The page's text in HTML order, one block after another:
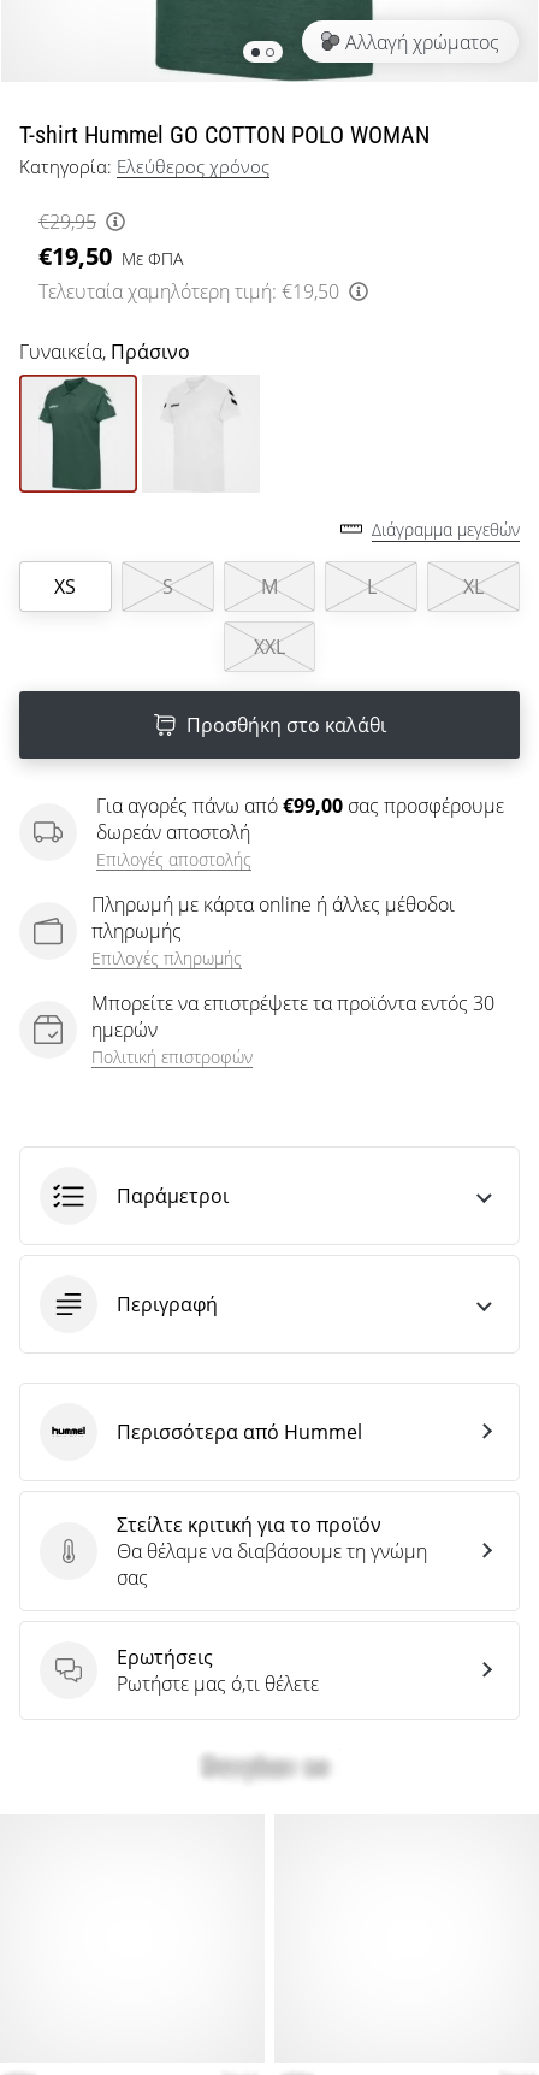
μπάσκετ
όπως
εμείς;
μαζί
μας
ως
πρεσβευτής
μάρκας
μας.
Εμφάνιση
Αλλαγή χρώματος
T-shirt Hummel GO COTTON POLO WOMAN
Κατηγορία: Ελεύθερος χρόνος
€29,95
€19,50 Με ΦΠΑ
Τελευταία χαμηλότερη τιμή: €19,50
Γυναικεία, Πράσινο
Διάγραμμα μεγεθών
XS S M L XL
XXL
Προσθήκη στο καλάθι
Για αγορές πάνω από€99,00 σας προσφέρουμε
δωρεάν αποστολή
Επιλογές αποστολής
Πληρωμή με κάρτα online ή άλλες μέθοδοι
πληρωμής
Επιλογές πληρωμής
Μπορείτε να επιστρέψετε τα προϊόντα εντός 30
ημερών
Πολιτική επιστροφών
Παράμετροι
Περιγραφή
Στείλτε κριτική για το προϊόν
Στείλτε κριτική για το προϊόν
Θα θέλαμε να διαβάσουμε τη γνώμη
σας
Ερωτήσεις
Ερωτήσεις
Ρωτήστε μας ό,τι θέλετε
HummelΠερισσότερα από Hummel